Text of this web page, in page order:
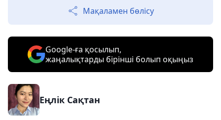
Мақаламен бөлісу
Google-ға қосылып,
жаңалықтарды бірінші болып оқыңыз
Еңлік Сақтан